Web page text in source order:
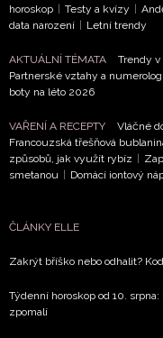
Přihlášením k
podmínkami
ochrany soukromí-
Vašimi údaji
vyhodnocení akce a
informace od
soukromí
horoskop
Testy a kvízy
data narození
Letní trendy
AKTUÁLNÍ TÉMATA Trendy
Partnerské vztahy a
boty na léto 2026
VAŘENÍ A RECEPTY Vláčné
Francouzská třešňová
způsobů, jak využít rybíz
smetanou
Domácí iontový
ČLÁNKY ELLE
Zakrýt bříško nebo odhalit?
Týdenní horoskop od 10.
zpomalí